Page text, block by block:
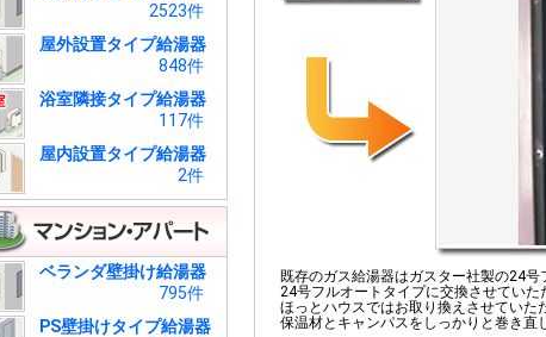
2523件
屋外設置タイプ給湯器
848件
浴室隣接タイプ給湯器
117件
屋内設置タイプ給湯器
2件
ベランダ壁掛け給湯器
795件
PS壁掛けタイプ給湯器
既存のガス給湯器はガスター社製の24
24号フルオートタイプに交換させていた
ほっとハウスではお取り換えさせていた
保温材とキャンパスをしっかりと巻き直